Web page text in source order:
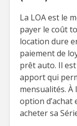
La LOA est le
payer le coût
location dure
paiement de
prêt auto. Il
apport qui
mensualités. À
option
acheter sa